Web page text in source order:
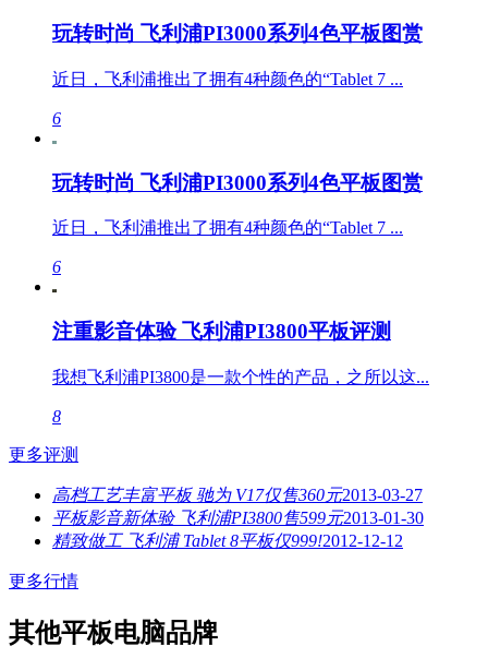
玩转时尚 飞利浦PI3000系列4色平板图赏
近日，飞利浦推出了拥有4种颜色的“Tablet 7 ...
6
玩转时尚 飞利浦PI3000系列4色平板图赏
近日，飞利浦推出了拥有4种颜色的“Tablet 7 ...
6
注重影音体验 飞利浦PI3800平板评测
我想飞利浦PI3800是一款个性的产品，之所以这...
8
更多评测
高档工艺丰富平板 驰为 V17仅售360元2013-03-27
平板影音新体验 飞利浦PI3800售599元2013-01-30
精致做工 飞利浦 Tablet 8平板仅999!2012-12-12
更多行情
其他平板电脑品牌